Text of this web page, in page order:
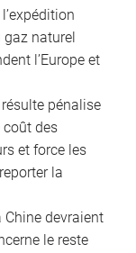
gaz naturel
l’Europe et
pénalise
coût des
et force les
la
Chine devraient
le reste